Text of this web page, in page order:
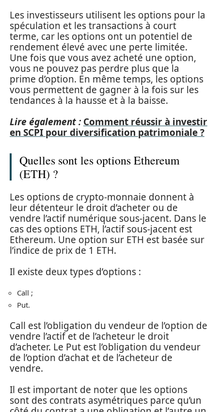
Les investisseurs utilisent les options pour la
spéculation et les transactions à court
terme, car les options ont un potentiel de
rendement élevé avec une perte limitée.
Une fois que vous avez acheté une option,
vous ne pouvez pas perdre plus que la
prime d’option. En même temps, les options
vous permettent de gagner à la fois sur les
tendances à la hausse et à la baisse.
Lire également : Comment réussir à investir
en SCPI pour diversification patrimoniale ?
Quelles sont les options Ethereum
(ETH) ?
Les options de crypto-monnaie donnent à
leur détenteur le droit d’acheter ou de
vendre l’actif numérique sous-jacent. Dans le
cas des options ETH, l’actif sous-jacent est
Ethereum. Une option sur ETH est basée sur
l’indice de prix de 1 ETH.
Il existe deux types d’options :
Call ;
Put.
Call est l’obligation du vendeur de l’option de
vendre l’actif et de l’acheteur le droit
d’acheter. Le Put est l’obligation du vendeur
de l’option d’achat et de l’acheteur de
vendre.
Il est important de noter que les options
sont des contrats asymétriques parce qu’un